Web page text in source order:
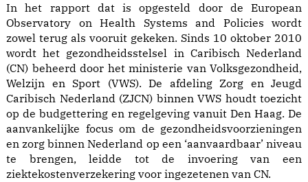
In het rapport dat is opgesteld door de European
Observatory on Health Systems and Policies wordt
zowel terug als vooruit gekeken. Sinds 10 oktober 2010
wordt het gezondheidsstelsel in Caribisch Nederland
(CN) beheerd door het ministerie van Volksgezondheid,
Welzijn en Sport (VWS). De afdeling Zorg en Jeugd
Caribisch Nederland (ZJCN) binnen VWS houdt toezicht
op de budgettering en regelgeving vanuit Den Haag. De
aanvankelijke focus om de gezondheidsvoorzieningen
en zorg binnen Nederland op een ‘aanvaardbaar’ niveau
te brengen, leidde tot de invoering van een
ziektekostenverzekering voor ingezetenen van CN.